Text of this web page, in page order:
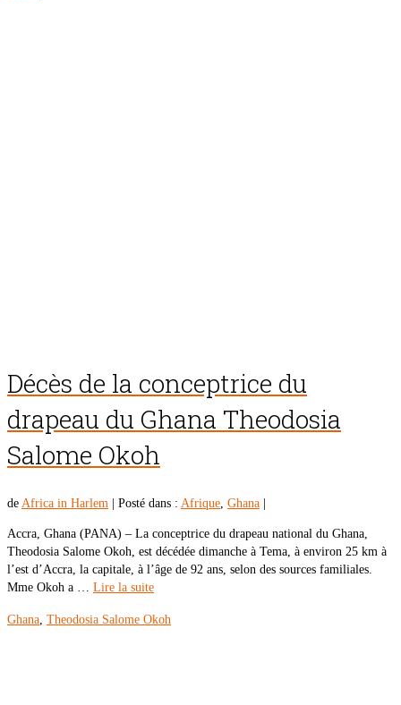
Décès de la conceptrice du
drapeau du Ghana Theodosia
Salome Okoh
de Africa in Harlem | Posté dans : Afrique Ghana |
Accra, Ghana (PANA) – La conceptrice du drapeau national du Ghana,
Theodosia Salome Okoh, est décédée dimanche à Tema, à environ 25 km à
l’est d’Accra, la capitale, à l’âge de 92 ans, selon des sources familiales.
Mme Okoh a … Lire la suite
Ghana Theodosia Salome Okoh